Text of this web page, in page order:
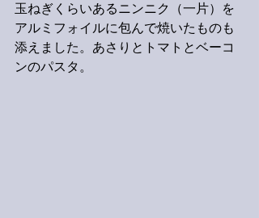
玉ねぎくらいあるニンニク（一片）を
アルミフォイルに包んで焼いたものも
添えました。あさりとトマトとベーコ
ンのパスタ。